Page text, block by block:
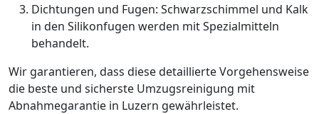
Dichtungen und Fugen: Schwarzschimmel und Kalk
in den Silikonfugen werden mit Spezialmitteln
behandelt.
Wir garantieren, dass diese detaillierte Vorgehensweise
die beste und sicherste Umzugsreinigung mit
Abnahmegarantie in Luzern gewährleistet.